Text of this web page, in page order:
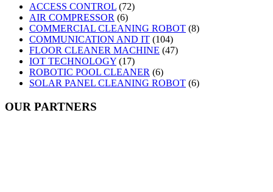
ACCESS CONTROL (72)
AIR COMPRESSOR (6)
COMMERCIAL CLEANING ROBOT (8)
COMMUNICATION AND IT (104)
FLOOR CLEANER MACHINE (47)
IOT TECHNOLOGY (17)
ROBOTIC POOL CLEANER (6)
SOLAR PANEL CLEANING ROBOT (6)
OUR PARTNERS